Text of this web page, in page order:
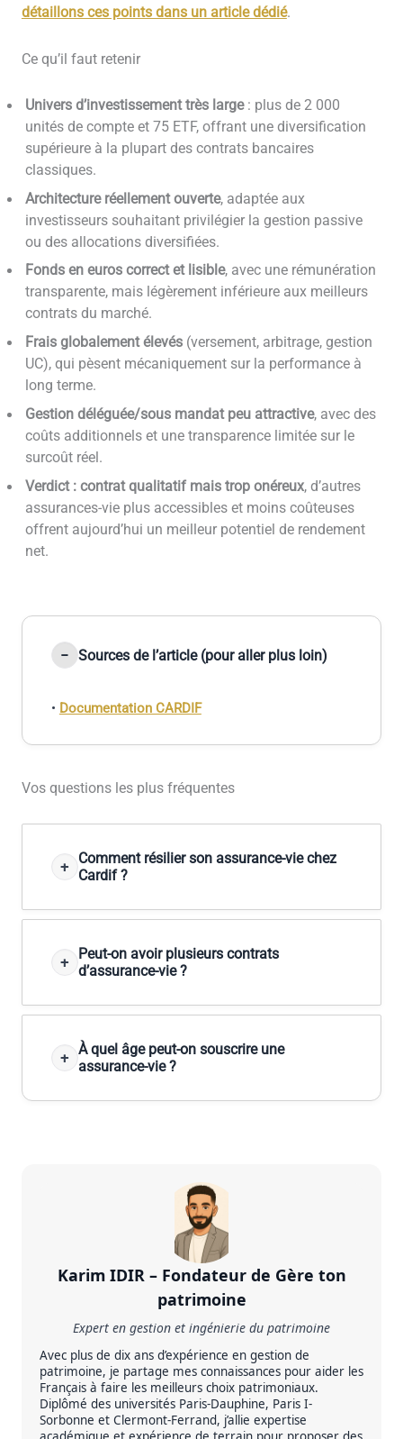
détaillons ces points dans un article dédié.
Ce qu’il faut retenir
Univers d’investissement très large: plus de 2 000
unités de compte et 75 ETF, offrant une diversification
supérieure à la plupart des contrats bancaires
classiques.
Architecture réellement ouverte, adaptée aux
investisseurs souhaitant privilégier la gestion passive
ou des allocations diversifiées.
Fonds en euros correct et lisible, avec une rémunération
transparente, mais légèrement inférieure aux meilleurs
contrats du marché.
Frais globalement élevés(versement, arbitrage, gestion
UC), qui pèsent mécaniquement sur la performance à
long terme.
Gestion déléguée/sous mandat peu attractive, avec des
coûts additionnels et une transparence limitée sur le
surcoût réel.
Verdict : contrat qualitatif mais trop onéreux, d’autres
assurances-vie plus accessibles et moins coûteuses
offrent aujourd’hui un meilleur potentiel de rendement
net.
Sources de l’article (pour aller plus loin)
• Documentation CARDIF
Vos questions les plus fréquentes
Comment résilier son assurance-vie chez
Cardif ?
Peut-on avoir plusieurs contrats
d’assurance-vie ?
À quel âge peut-on souscrire une
assurance-vie ?
Karim IDIR – Fondateur de Gère ton
patrimoine
Expert en gestion et ingénierie du patrimoine
Avec plus de dix ans d’expérience en gestion de
patrimoine, je partage mes connaissances pour aider les
Français à faire les meilleurs choix patrimoniaux.
Diplômé des universités Paris-Dauphine, Paris I-
Sorbonne et Clermont-Ferrand, j’allie expertise